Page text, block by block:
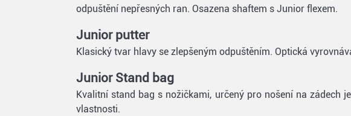
odpuštění nepřesných ran. Osazena shaftem s Junior flexem.
Junior putter
Klasický tvar hlavy se zlepšeným odpuštěním. Optická
Junior Stand bag
Kvalitní stand bag s nožičkami, určený pro nošení na zádech
vlastnosti.